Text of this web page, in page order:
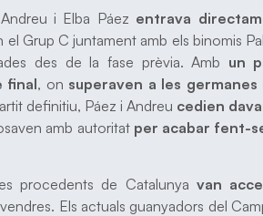
i Elba Páez entrava
el Grup C juntament amb els binomis
des de la fase prèvia. Amb un
final, on superaven a les germanes
definitiu, Páez i Andreu cedien
amb autoritat per acabar fent-
procedents de Catalunya van
Els actuals guanyadors del